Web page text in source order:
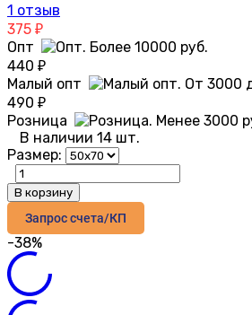
1 отзыв
375 ₽
Опт
440 ₽
Малый опт
490 ₽
Розница
В наличии 14 шт.
Размер:
В корзину
Запрос счета/КП
-38%